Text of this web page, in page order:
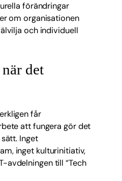
förändringar
om organisationen
och individuell
det
får
att fungera gör det
Inget
inget kulturinitiativ,
avdelningen till “Tech